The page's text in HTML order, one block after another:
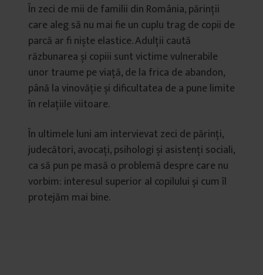
În zeci de mii de familii din România, părinții
care aleg să nu mai fie un cuplu trag de copii de
parcă ar fi niște elastice. Adulții caută
răzbunarea și copiii sunt victime vulnerabile
unor traume pe viață, de la frica de abandon,
până la vinovăție și dificultatea de a pune limite
în relațiile viitoare.
În ultimele luni am intervievat zeci de părinți,
judecători, avocați, psihologi și asistenți sociali,
ca să pun pe masă o problemă despre care nu
vorbim: interesul superior al copilului și cum îl
protejăm mai bine.